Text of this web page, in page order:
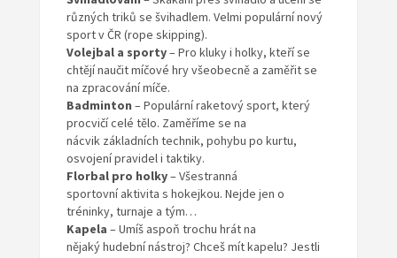
různých triků se švihadlem. Velmi populární nový
sport v ČR (rope skipping).
Volejbal a sporty– Pro kluky i holky, kteří se
chtějí naučit míčové hry všeobecně a zaměřit se
na zpracování míče.
Badminton – Populární raketový sport, který
procvičí celé tělo. Zaměříme se na
nácvik základních technik, pohybu po kurtu,
osvojení pravidel i taktiky.
Florbal pro holky– Všestranná
sportovní aktivita s hokejkou. Nejde jen o
tréninky, turnaje a tým…
Kapela – Umíš aspoň trochu hrát na
nějaký hudební nástroj? Chceš mít kapelu? Jestli